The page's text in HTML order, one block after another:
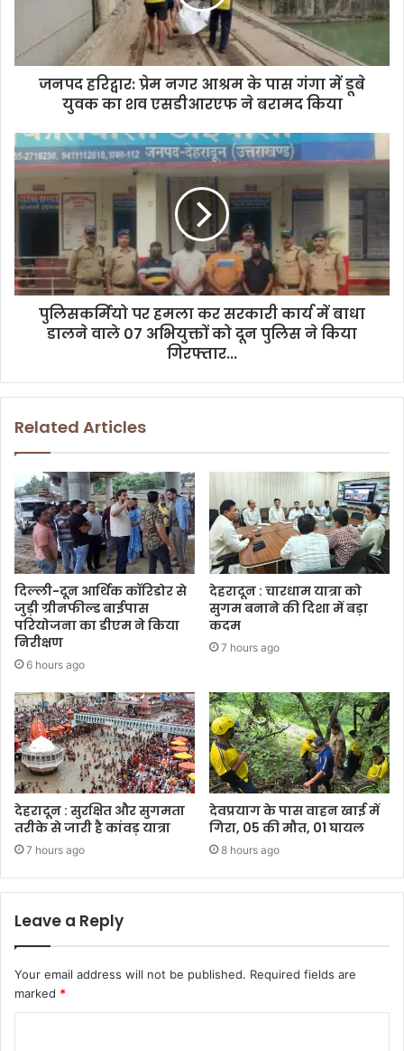
d
s
जनपद हरिद्वार: प्रेम नगर आश्रम के पास गंगा में डूबे
युवक का शव एसडीआरएफ ने बरामद किया
पुलिसकर्मियो पर हमला कर सरकारी कार्य में बाधा
डालने वाले 07 अभियुक्तों को दून पुलिस ने किया
गिरफ्तार...
Related Articles
दिल्ली-दून आर्थिक कॉरिडोर से
जुड़ी ग्रीनफील्ड बाईपास
परियोजना का डीएम ने किया
निरीक्षण
6 hours ago
देहरादून : चारधाम यात्रा को
सुगम बनाने की दिशा में बड़ा
कदम
7 hours ago
देहरादून : सुरक्षित और सुगमता
तरीके से जारी है कांवड़ यात्रा
7 hours ago
देवप्रयाग के पास वाहन खाई में
गिरा, 05 की मौत, 01 घायल
8 hours ago
Leave a Reply
Your email address will not be published. Required fields are
marked *